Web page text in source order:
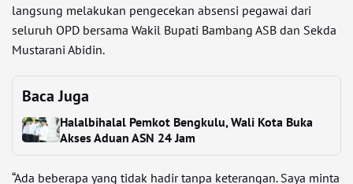
langsung melakukan pengecekan absensi pegawai dari
seluruh OPD bersama Wakil Bupati Bambang ASB dan Sekda
Mustarani Abidin.
Baca Juga
Halalbihalal Pemkot Bengkulu, Wali Kota Buka
Akses Aduan ASN 24 Jam
“Ada beberapa yang tidak hadir tanpa keterangan. Saya minta